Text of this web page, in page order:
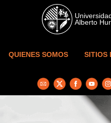
Skip to main content
QUIENES SOMOS SITIOS